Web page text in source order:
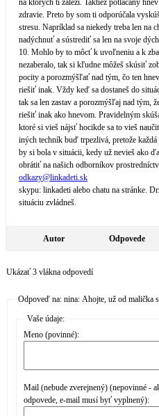
na ktorých ti záleží. Taktiež potláčaný
zdravie. Preto by som ti odporúčala
stresu. Napríklad sa niekedy treba len na
nadýchnuť a sústrediť sa len na svoje
10. Mohlo by to môcť k uvoľneniu a k
nezaberalo, tak si kľudne môžeš skúsiť
pocity a porozmýšľať nad tým, čo ten
riešiť inak. Vždy keď sa dostaneš do
tak sa len zastav a porozmýšľaj nad tým,
riešiť inak ako hnevom. Pravidelným
ktoré si vieš nájsť hocikde sa to vieš
iných techník buď trpezlivá, pretože
by si bola v situácii, kedy už nevieš ako
obrátiť na našich odborníkov
odkazy@linkadeti.sk
skypu: linkadeti alebo chatu na stránke.
situáciu zvládneš.
Autor Odpovede
Ukázať 3 vlákna odpovedí
Odpoveď na: nina: Ahojte, už od
Vaše údaje:
Meno (povinné):
Mail (nebude zverejnený) (nepovinné -
odpovede, e-mail musí byť vyplnený):